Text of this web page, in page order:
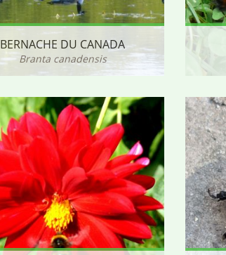
BERNACHE DU CANADA
Branta canadensis